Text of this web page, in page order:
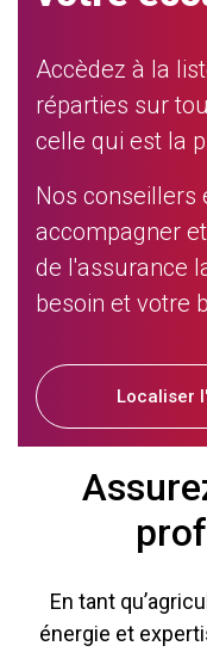
Accèdez à la
réparties sur
celle qui est la
Nos conseillers
accompagner
de l'assurance
besoin et votre
Localiser
En tant
énergie et